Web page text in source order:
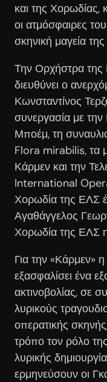
και της Χορωδίας,
οι ατμόσφαιρες
σκηνική μαγεία
Την Ορχήστρα της
διευθύνει ο
Κωνσταντίνος
συνεργασία με
Μποέμ, τη
Flora mirabilis, τα
Κάρμεν και την
International
Χορωδία της ΕΛΣ
Αγαθάγγελος
Χορωδία της ΕΛΣ
Για την «Κάρμεν»
εξασφαλίσει ένα
ακτινοβολίας, σε
λυρικούς
οπερατικής
τρόπο τον ρόλο
λυρικής
ερμηνεύσουν οι